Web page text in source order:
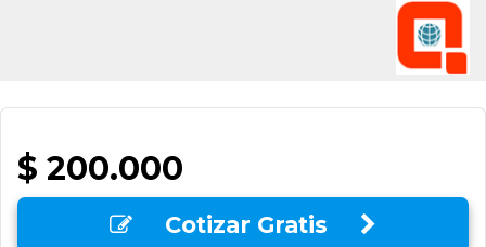
$ 200.000
Cotizar Gratis